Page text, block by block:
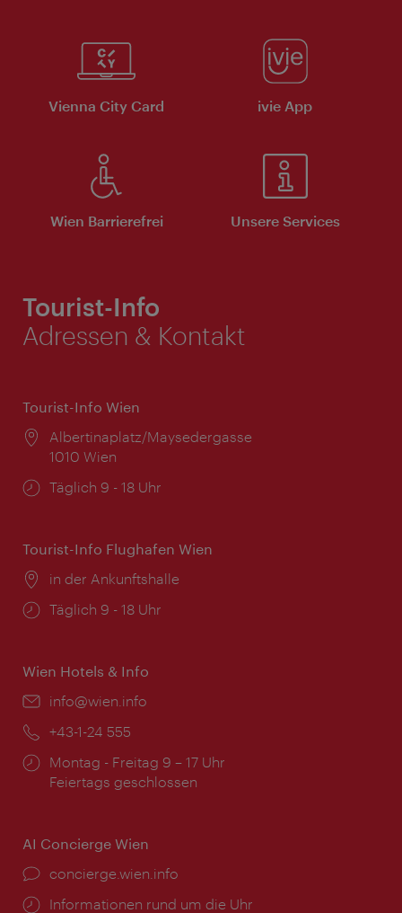
Vienna City Card ivie App
Wien Barrierefrei Unsere Services
Tourist-Info
Adressen & Kontakt
Tourist-Info Wien
Ort:
Albertinaplatz/Maysedergasse
1010 Wien
Öffnungszeiten:
Täglich 9 - 18 Uhr
Tourist-Info Flughafen Wien
Ort:
in der Ankunftshalle
Öffnungszeiten:
Täglich 9 - 18 Uhr
Wien Hotels & Info
Email:
info@wien.info
Telefon:
+43-1-24 555
Öffnungszeiten:
Montag - Freitag 9 – 17 Uhr
Feiertags geschlossen
AI Concierge Wien
Ort:
concierge.wien.info
Öffnungszeiten:
Informationen rund um die Uhr